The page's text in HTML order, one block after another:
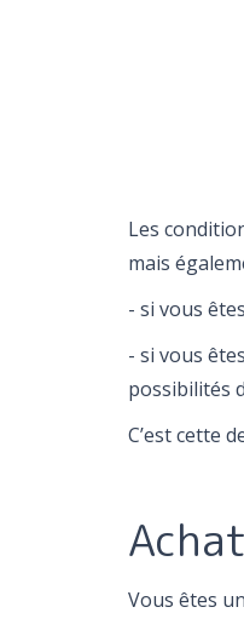
Les
mais
- si vous
- si vous
possibilités
C’est cette
Vous êtes